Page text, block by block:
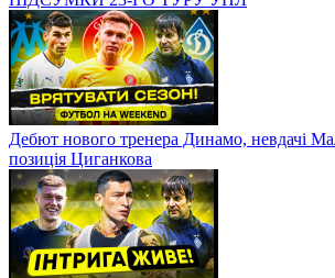
Дебют нового тренера Динамо, невдачі
позиція Циганкова